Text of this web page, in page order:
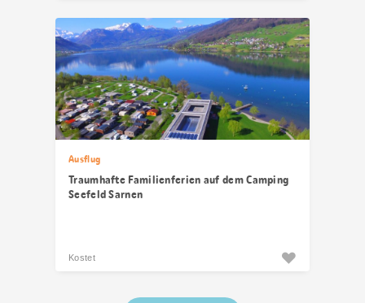
Ausflug
Traumhafte Familienferien auf dem Camping
Seefeld Sarnen
Kostet